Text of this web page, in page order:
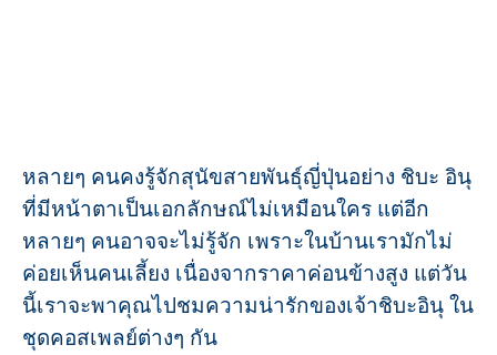
หลายๆ คนคงรู้จักสุนัขสายพันธุ์ญี่ปุ่นอย่าง ชิบะ อินุ
ที่มีหน้าตาเป็นเอกลักษณ์ไม่เหมือนใคร แต่อีก
หลายๆ คนอาจจะไม่รู้จัก เพราะในบ้านเรามักไม่
ค่อยเห็นคนเลี้ยง เนื่องจากราคาค่อนข้างสูง แต่วัน
นี้เราจะพาคุณไปชมความน่ารักของเจ้าชิบะอินุ ใน
ชุดคอสเพลย์ต่างๆ กัน